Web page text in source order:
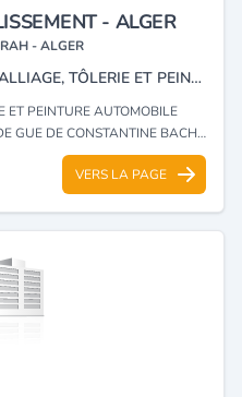
- ALGER
- ALGER
RÉPARATION DE JANTES EN ALLIAGE, TÔLERIE ET PEINTURE AUTOMOBILE.
ET PEINTURE AUTOMOBILE
CONSTANTINE BACHEDJERAH - ALGER
VERS LA PAGE